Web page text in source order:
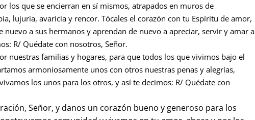
los que se encierran en sí mismos, atrapados en muros de
lujuria, avaricia y rencor. Tócales el corazón con tu Espíritu de amor,
nuevo a sus hermanos y aprendan de nuevo a apreciar, servir y amar a
R/ Quédate con nosotros, Señor.
nuestras familias y hogares, para que todos los que vivimos bajo el
armoniosamente unos con otros nuestras penas y alegrías,
los unos para los otros, y así te decimos: R/ Quédate con
Señor, y danos un corazón bueno y generoso para los